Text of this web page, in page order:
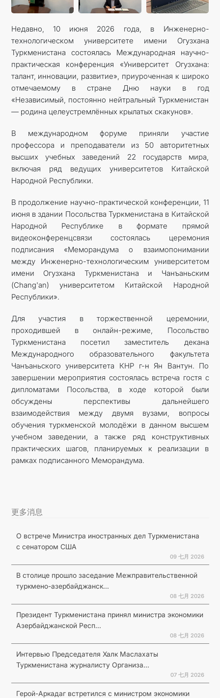
Недавно, 10 июня 2026 года, в Инженерно-
технологическом университете имени Огузхана
Туркменистана состоялась Международная научно-
практическая конференция «Университет Огузхана:
талант, инновации, развитие», приуроченная к широко
отмечаемому в стране Дню науки в год
«Независимый, постоянно нейтральный Туркменистан
— родина целеустремлённых крылатых скакунов».
В международном форуме приняли участие
профессора и преподаватели из 50 авторитетных
высших учебных заведений 22 государств мира,
включая ряд ведущих университетов Китайской
Народной Республики.
В продолжение научно-практической конференции, 11
июня в здании Посольства Туркменистана в Китайской
Народной Республике в формате прямой
видеоконференцсвязи состоялась церемония
подписания «Меморандума о взаимопонимании
между Инженерно-технологическим университетом
имени Огузхана Туркменистана и Чанъаньским
(Chang'an) университетом Китайской Народной
Республики».
Для участия в торжественной церемонии,
проходившей в онлайн-режиме, Посольство
Туркменистана посетил заместитель декана
Международного образовательного факультета
Чанъаньского университета КНР г-н Ян Вантун. По
завершении мероприятия состоялась встреча гостя с
дипломатами Посольства, в ходе которой были
обсуждены перспективы дальнейшего
взаимодействия между двумя вузами, вопросы
обучения туркменской молодёжи в данном высшем
учебном заведении, а также ряд конструктивных
практических шагов, планируемых к реализации в
рамках подписанного Меморандума.
更多消息
О встрече Министра иностранных дел Туркменистана
с сенатором США
09 七月 2026
В столице прошло заседание Межправительственной
туркмено-азербайджанск...
08 七月 2026
Президент Туркменистана принял министра экономики
Азербайджанской Респ...
08 七月 2026
Интервью Председателя Халк Маслахаты
Туркменистана журналисту Организа...
07 七月 2026
Герой-Аркадаг встретился с министром экономики